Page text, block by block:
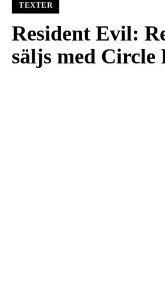
TEXTER
Resident Evil:
säljs med Circle